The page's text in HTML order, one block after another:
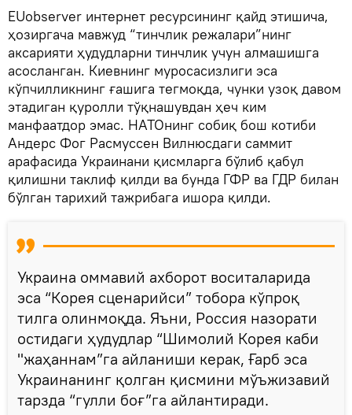
EUobserver интернет ресурсининг қайд этишича,
ҳозиргача мавжуд “тинчлик режалари”нинг
аксарияти ҳудудларни тинчлик учун алмашишга
асосланган. Киевнинг муросасизлиги эса
кўпчилликнинг ғашига тегмоқда, чунки узоқ давом
этадиган қуролли тўқнашувдан ҳеч ким
манфаатдор эмас. НАТОнинг собиқ бош котиби
Андерс Фог Расмуссен Вилнюсдаги саммит
арафасида Украинани қисмларга бўлиб қабул
қилишни таклиф қилди ва бунда ГФР ва ГДР билан
бўлган тарихий тажрибага ишора қилди.
Украина оммавий ахборот воситаларида
эса “Корея сценарийси” тобора кўпроқ
тилга олинмоқда. Яъни, Россия назорати
остидаги ҳудудлар “Шимолий Корея каби
"жаҳаннам”га айланиши керак, Ғарб эса
Украинанинг қолган қисмини мўъжизавий
тарзда “гулли боғ”га айлантиради.